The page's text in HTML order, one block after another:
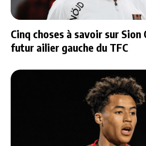
Cinq choses à savoir sur Sion
futur ailier gauche du TFC